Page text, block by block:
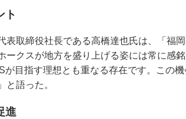
ト
表取締役社長である高橋達也氏は、「福
ークスが地方を盛り上げる姿には常に感
が目指す理想とも重なる存在です。この
と語った。
進